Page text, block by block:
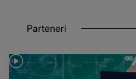
Parteneri